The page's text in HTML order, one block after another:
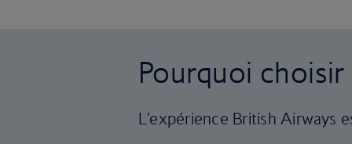
Pourquoi
L'expérience British Airways